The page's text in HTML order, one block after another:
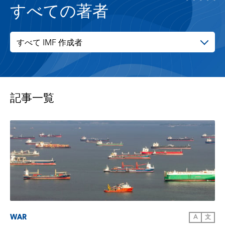
すべての著者
すべて IMF 作成者
記事一覧
WAR A 文